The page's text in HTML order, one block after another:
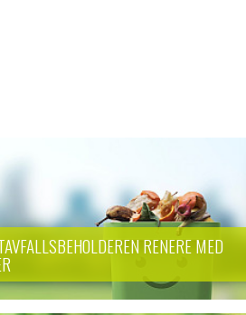
RENERE MED